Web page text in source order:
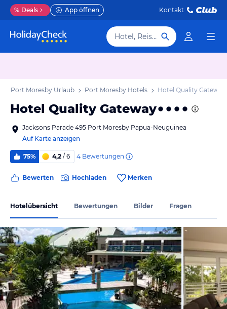
% Deals App öffnen Kontakt
Hotel, Reiseziel
Port Moresby Urlaub Port Moresby Hotels Hotel Quality Gateway
Hotel Quality Gateway
Jacksons Parade 495 Port Moresby Papua-Neuguinea
Auf Karte anzeigen
75% 4,2 / 6 4 Bewertungen
Bewerten Hochladen Merken
Hotelübersicht Bewertungen Bilder Fragen